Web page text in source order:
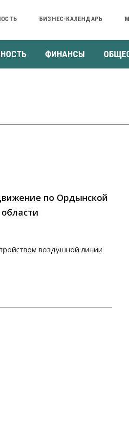
БИЗНЕС-КАЛЕНДАРЬ
ФИНАНСЫ
по Ордынской
воздушной линии